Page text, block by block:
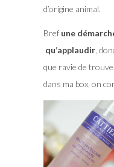
d’origine animal.
Bref une
qu’applaudir,
que ravie de
dans ma box, on